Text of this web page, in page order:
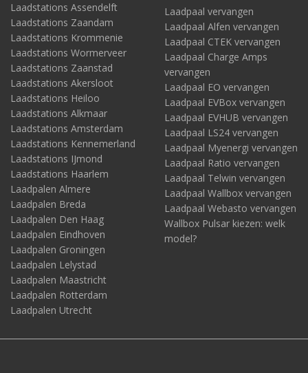
Laadstations Assendelft
Laadstations Zaandam
Laadstations Krommenie
Laadstations Wormerveer
Laadstations Zaanstad
Laadstations Akersloot
Laadstations Heiloo
Laadstations Alkmaar
Laadstations Amsterdam
Laadstations Kennemerland
Laadstations IJmond
Laadstations Haarlem
Laadpalen Almere
Laadpalen Breda
Laadpalen Den Haag
Laadpalen Eindhoven
Laadpalen Groningen
Laadpalen Lelystad
Laadpalen Maastricht
Laadpalen Rotterdam
Laadpalen Utrecht
Laadpaal vervangen
Laadpaal Alfen vervangen
Laadpaal CTEK vervangen
Laadpaal Charge Amps
vervangen
Laadpaal EO vervangen
Laadpaal EVBox vervangen
Laadpaal EVHUB vervangen
Laadpaal LS24 vervangen
Laadpaal Myenergi vervangen
Laadpaal Ratio vervangen
Laadpaal Telwin vervangen
Laadpaal Wallbox vervangen
Laadpaal Webasto vervangen
Wallbox Pulsar kiezen: welk
model?